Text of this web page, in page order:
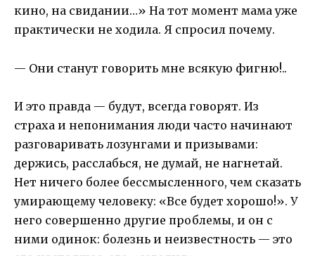
кино, на свидании…» На тот момент мама уже
практически не ходила. Я спросил почему.
— Они станут говорить мне всякую фигню!..
И это правда — будут, всегда говорят. Из
страха и непонимания люди часто начинают
разговаривать лозунгами и призывами:
держись, расслабься, не думай, не нагнетай.
Нет ничего более бессмысленного, чем сказать
умирающему человеку: «Все будет хорошо!». У
него совершенно другие проблемы, и он с
ними одинок: болезнь и неизвестность — это